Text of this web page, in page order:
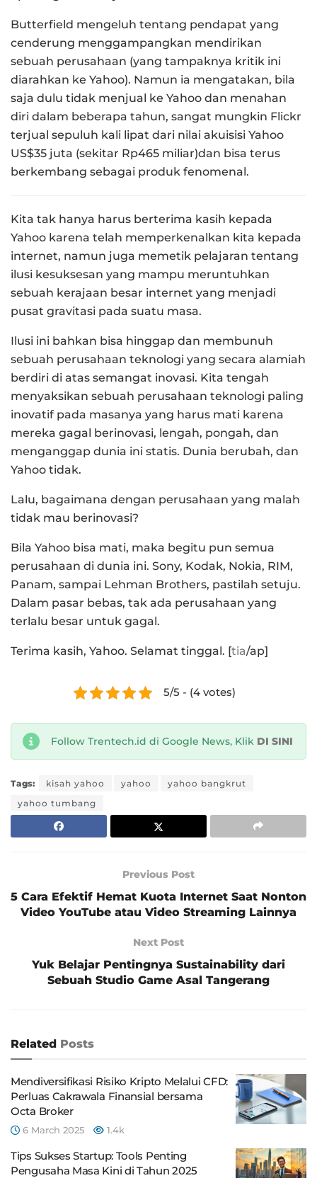
Butterfield mengeluh tentang pendapat yang
cenderung menggampangkan mendirikan
sebuah perusahaan (yang tampaknya kritik ini
diarahkan ke Yahoo). Namun ia mengatakan, bila
saja dulu tidak menjual ke Yahoo dan menahan
diri dalam beberapa tahun, sangat mungkin Flickr
terjual sepuluh kali lipat dari nilai akuisisi Yahoo
US$35 juta (sekitar Rp465 miliar)dan bisa terus
berkembang sebagai produk fenomenal.
Kita tak hanya harus berterima kasih kepada
Yahoo karena telah memperkenalkan kita kepada
internet, namun juga memetik pelajaran tentang
ilusi kesuksesan yang mampu meruntuhkan
sebuah kerajaan besar internet yang menjadi
pusat gravitasi pada suatu masa.
Ilusi ini bahkan bisa hinggap dan membunuh
sebuah perusahaan teknologi yang secara alamiah
berdiri di atas semangat inovasi. Kita tengah
menyaksikan sebuah perusahaan teknologi paling
inovatif pada masanya yang harus mati karena
mereka gagal berinovasi, lengah, pongah, dan
menganggap dunia ini statis. Dunia berubah, dan
Yahoo tidak.
Lalu, bagaimana dengan perusahaan yang malah
tidak mau berinovasi?
Bila Yahoo bisa mati, maka begitu pun semua
perusahaan di dunia ini. Sony, Kodak, Nokia, RIM,
Panam, sampai Lehman Brothers, pastilah setuju.
Dalam pasar bebas, tak ada perusahaan yang
terlalu besar untuk gagal.
Terima kasih, Yahoo. Selamat tinggal. [tia/ap]
5/5 - (4 votes)
Follow Trentech.id di Google News, Klik DI SINI
Tags: kisah yahoo yahoo
yahoo bangkrut
yahoo tumbang
Previous Post
5 Cara Efektif Hemat Kuota Internet Saat Nonton
Video YouTube atau Video Streaming Lainnya
Next Post
Yuk Belajar Pentingnya Sustainability dari
Sebuah Studio Game Asal Tangerang
Related Posts
Mendiversifikasi Risiko Kripto Melalui CFD:
Perluas Cakrawala Finansial bersama
Octa Broker
6 March 2025 1.4k
Tips Sukses Startup: Tools Penting
Pengusaha Masa Kini di Tahun 2025